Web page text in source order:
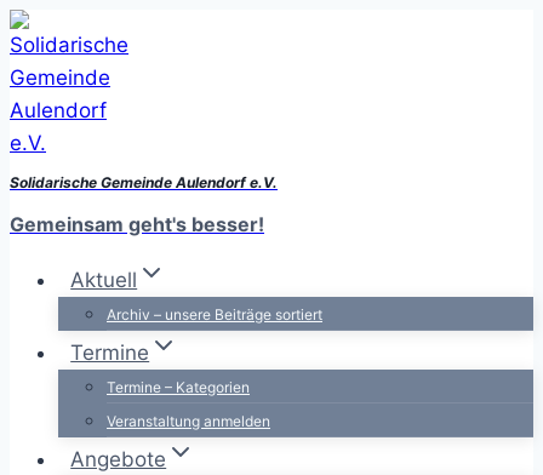
Zum
Inhalt
springen
Solidarische Gemeinde Aulendorf e.V.
Gemeinsam geht's besser!
Aktuell
Archiv – unsere Beiträge sortiert
Termine
Termine – Kategorien
Veranstaltung anmelden
Angebote